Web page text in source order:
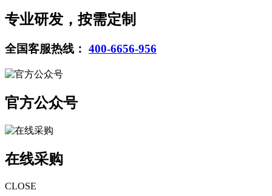
专业研发，按需定制
全国客服热线： 400-6656-956
官方公众号
在线采购
CLOSE